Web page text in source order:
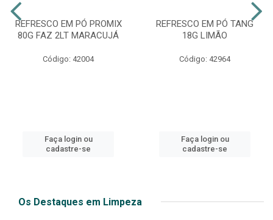
REFRESCO EM PÓ PROMIX
80G FAZ 2LT MARACUJÁ
Código: 42004
Faça login ou
cadastre-se
REFRESCO EM PÓ TANG
18G LIMÃO
Código: 42964
Faça login ou
cadastre-se
Os Destaques em Limpeza